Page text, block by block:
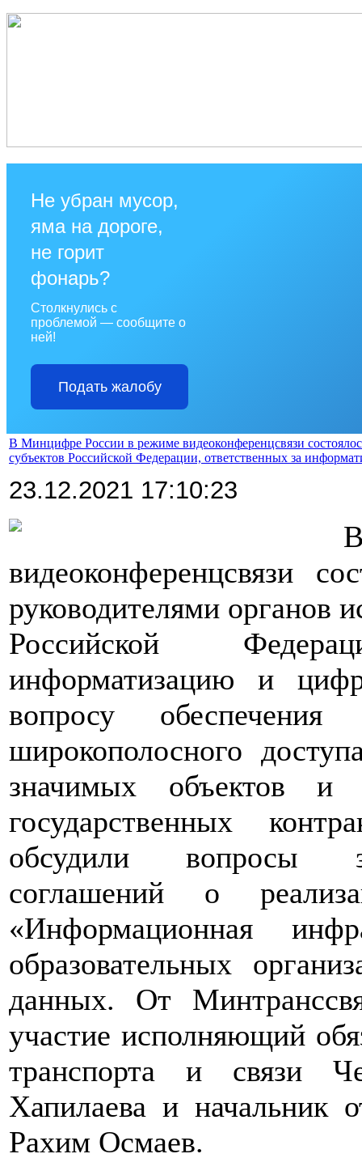
Не убран мусор,
яма на дороге,
не горит
фонарь?
Столкнулись с
проблемой — сообщите о
ней!
Подать жалобу
В Минцифре России в режиме видеоконференцсвязи
субъектов Российской Федерации, ответственных за
23.12.2021 17:10:23
видеоконференцсвязи
руководителями органов
Российской
информатизацию и
вопросу
широкополосного
значимых объектов и
государственных
обсудили вопросы
соглашений о
«Информационная
образовательных
данных. От
участие исполняющий
транспорта и связи
Хапилаева и начальник
Рахим Осмаев.